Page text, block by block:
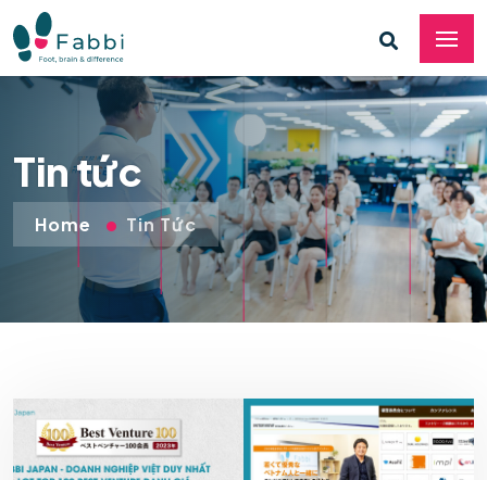
Tin tức
Home Tin Tức